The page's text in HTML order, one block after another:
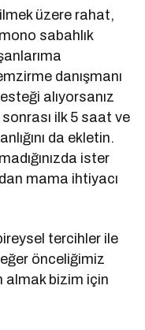
üzere rahat,
sabahlık
danışmanı
alıyorsanız
ilk 5 saat ve
da ekletin.
ister
mama ihtiyacı
tercihler ile
önceliğimiz
almak bizim için